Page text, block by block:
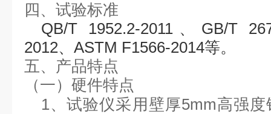
四、试验标准
QB/T 1952.2-2011、 GB/T
2012、ASTM F1566-2014等。
五、产品特点
（一）硬件特点
1、试验仪采用壁厚5mm高强